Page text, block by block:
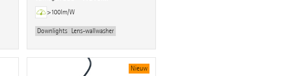
>100lm/W
Downlights Lens-wallwasher
Nieuw